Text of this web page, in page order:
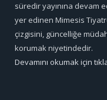
süredir yayınına devam
yer edinen Mimesis
çizgisini, güncelliğe
korumak niyetindedir.
Devamını okumak için